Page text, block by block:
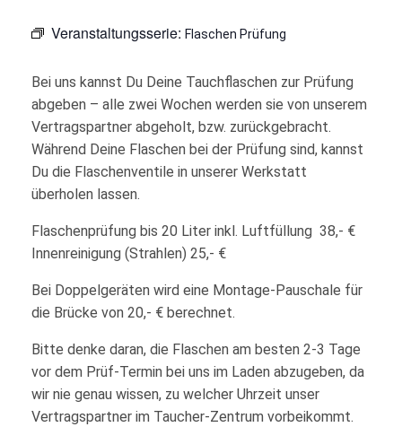
Veranstaltungsserie: Flaschen Prüfung
Bei uns kannst Du Deine Tauchflaschen zur Prüfung
abgeben – alle zwei Wochen werden sie von unserem
Vertragspartner abgeholt, bzw. zurückgebracht.
Während Deine Flaschen bei der Prüfung sind, kannst
Du die Flaschenventile in unserer Werkstatt
überholen lassen.
Flaschenprüfung bis 20 Liter inkl. Luftfüllung 38,- €
Innenreinigung (Strahlen) 25,- €
Bei Doppelgeräten wird eine Montage-Pauschale für
die Brücke von 20,- € berechnet.
Bitte denke daran, die Flaschen am besten 2-3 Tage
vor dem Prüf-Termin bei uns im Laden abzugeben, da
wir nie genau wissen, zu welcher Uhrzeit unser
Vertragspartner im Taucher-Zentrum vorbeikommt.